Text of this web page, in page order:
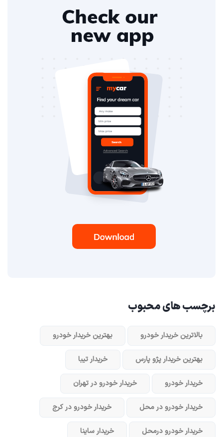
برچسب های محبوب
بالاترین خریدار خودرو بهترین خریدار خودرو
بهترین خریدار پژو پارس خریدار تیبا
خریدار خودرو خریدار خودرو در تهران
خریدار خودرو در محل خریدار خودرو در کرج
خریدار خودرو در‌محل خریدار ساینا